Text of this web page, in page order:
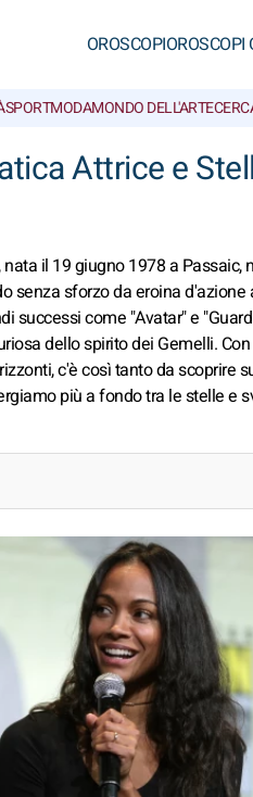
OROSCOPIOROSCOPI
SPORTMODAMONDO DELL'ARTE
Attrice e
il 19 giugno 1978 a
senza sforzo da eroina
successi come "Avatar" e
dello spirito dei Gemelli.
c'è così tanto da scoprire
più a fondo tra le stelle e